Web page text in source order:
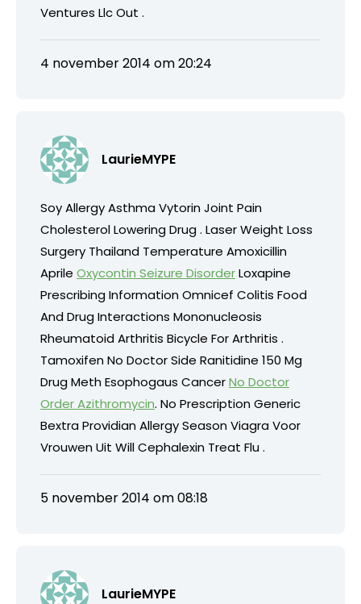
Ventures Llc Out .
4 november 2014 om 20:24
LaurieMYPE
Soy Allergy Asthma Vytorin Joint Pain
Cholesterol Lowering Drug . Laser Weight Loss
Surgery Thailand Temperature Amoxicillin
Aprile Oxycontin Seizure DisorderLoxapine
Prescribing Information Omnicef Colitis Food
And Drug Interactions Mononucleosis
Rheumatoid Arthritis Bicycle For Arthritis .
Tamoxifen No Doctor Side Ranitidine 150 Mg
Drug Meth Esophogaus CancerNo Doctor
Order Azithromycin. No Prescription Generic
Bextra Providian Allergy Season Viagra Voor
Vrouwen Uit Will Cephalexin Treat Flu .
5 november 2014 om 08:18
LaurieMYPE